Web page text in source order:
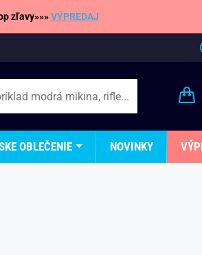
zľavy»»»VÝPREDAJ
OBLEČENIE NOVINKY